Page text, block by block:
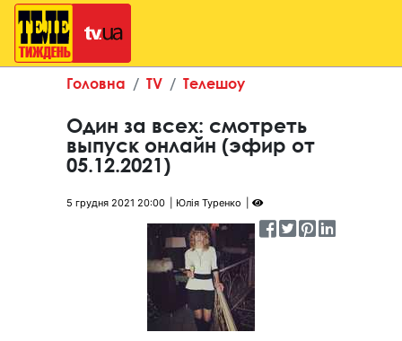
Головна TV Телешоу
Один за всех: смотреть
выпуск онлайн (эфир от
05.12.2021)
5 грудня 2021 20:00 Юлія Туренко